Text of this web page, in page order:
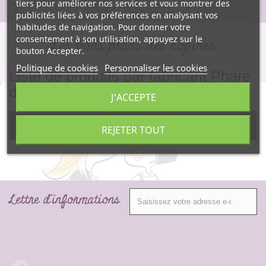
Les bons plans des copines
Liste de produits par fabricant Phare
Pas de produit pour ce fabricant.
tiers pour améliorer nos services et vous montrer des
publicités liées à vos préférences en analysant vos
habitudes de navigation. Pour donner votre
consentement à son utilisation, appuyez sur le
bouton Accepter.
Politique de cookies Personnaliser les cookies
REJETER TOUT
J'ACCEPTE
Lettre d'informations